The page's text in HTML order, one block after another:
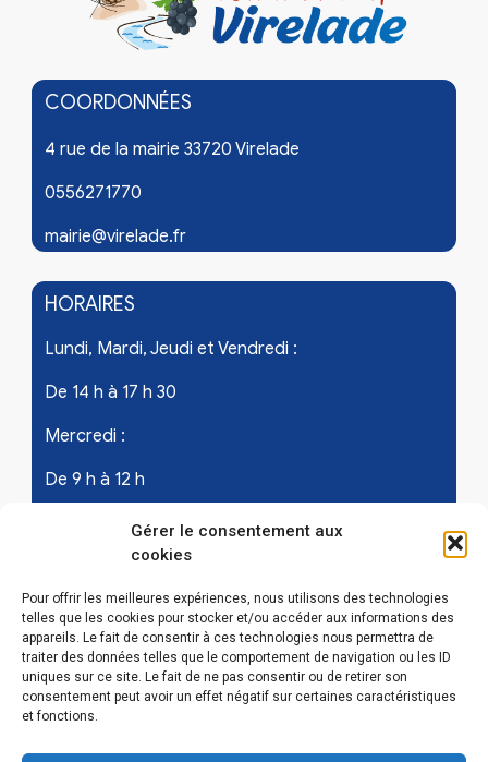
Gérer le consentement aux
cookies
Pour offrir les meilleures expériences, nous utilisons des technologies
telles que les cookies pour stocker et/ou accéder aux informations des
appareils. Le fait de consentir à ces technologies nous permettra de
traiter des données telles que le comportement de navigation ou les ID
uniques sur ce site. Le fait de ne pas consentir ou de retirer son
consentement peut avoir un effet négatif sur certaines caractéristiques
et fonctions.
COORDONNÉES
4 rue de la mairie 33720 Virelade
0556271770
mairie@virelade.fr
HORAIRES
Lundi, Mardi, Jeudi et Vendredi :
De 14 h à 17 h 30
Mercredi :
De 9 h à 12 h
Samedi - les 1er et 3ème de chaque mois :
De 9 h à 12 h
LIENS UTILES
Mentions légales